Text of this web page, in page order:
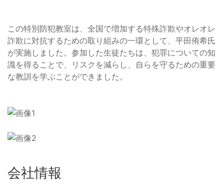
この特別防犯教室は、全国で増加する特殊詐欺やオレオレ
詐欺に対抗するための取り組みの一環として、平田侑希氏
が実施しました。参加した生徒たちは、犯罪についての知
識を得ることで、リスクを減らし、自らを守るための重要
な教訓を学ぶことができました。
会社情報